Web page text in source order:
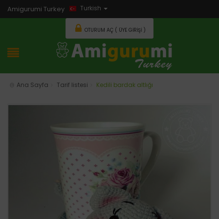
Amigurumi Turkey Turkish
OTURUM AÇ ( ÜYE GIRIŞI )
Ana Sayfa Tarif listesi Kedili bardak altlığı